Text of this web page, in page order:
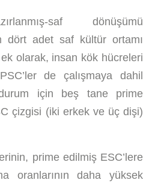
saf dönüşümü
dört adet saf kültür ortamı
olarak, insan kök hücreleri
de çalışmaya dahil
için beş tane prime
çizgisi (iki erkek ve üç dişi)
prime edilmiş ESC’lere
oranlarının daha yüksek